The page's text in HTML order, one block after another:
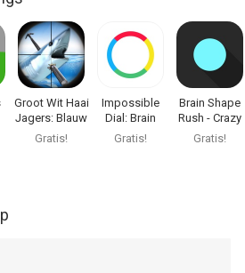
Groot Wit Haai
Jagers: Blauw
Zee Speer
Gratis!
Impossible
Dial: Brain
Reflex &
Gratis!
Brain Shape
Rush - Crazy
Geometry
Gratis!